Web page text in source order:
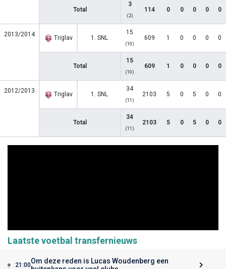
Total
3
(2)
114 0 0 0 0 0
2013/2014 Triglav 1. SNL
15
(10)
609 1 0 0 0 0
Total
15
(10)
609 1 0 0 0 0
2012/2013 Triglav 1. SNL
34
(11)
2103 5 0 5 0 0
Total
34
(11)
2103 5 0 5 0 0
Laatste voetbal transfernieuws
21:00Om deze reden is Lucas Woudenberg een